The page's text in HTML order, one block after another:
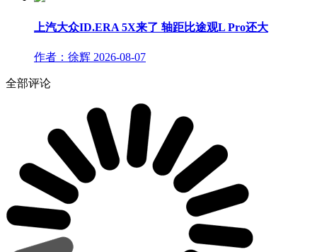
上汽大众ID.ERA 5X来了 轴距比途观L Pro还大
作者：徐辉 2026-08-07
全部评论